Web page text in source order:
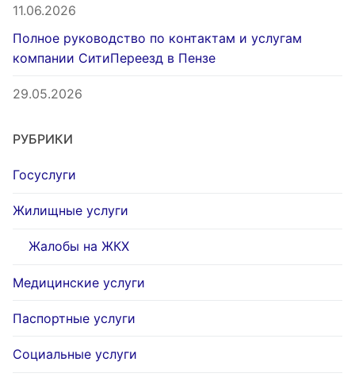
11.06.2026
Полное руководство по контактам и услугам
компании СитиПереезд в Пензе
29.05.2026
РУБРИКИ
Госуслуги
Жилищные услуги
Жалобы на ЖКХ
Медицинские услуги
Паспортные услуги
Социальные услуги